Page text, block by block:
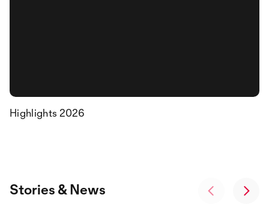
Highlights 2026
Stories & News